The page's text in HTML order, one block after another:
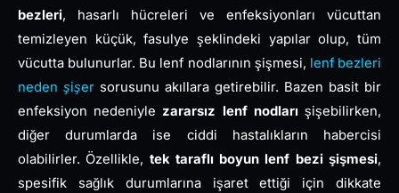
bezleri, hasarlı hücreleri ve enfeksiyonları vücuttan
temizleyen küçük, fasulye şeklindeki yapılar olup, tüm
vücutta bulunurlar. Bu lenf nodlarının şişmesi, lenf bezleri
neden şişer sorusunu akıllara getirebilir. Bazen basit bir
enfeksiyon nedeniylezararsız lenf nodları şişebilirken,
diğer durumlarda ise ciddi hastalıkların habercisi
olabilirler. Özellikle, tek taraflı boyun lenf bezi şişmesi,
spesifik sağlık durumlarına işaret ettiği için dikkate